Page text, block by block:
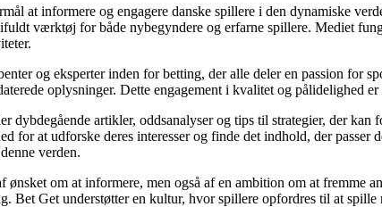
at informere og engagere danske spillere i den dynamiske
værktøj for både nybegyndere og erfarne spillere. Mediet
og eksperter inden for betting, der alle deler en passion for
oplysninger. Dette engagement i kvalitet og
artikler, oddsanalyser og tips til strategier, der
for at udforske deres interesser og finde det indhold, der
verden.
ønsket om at informere, men også af en ambition om at
Bet Get understøtter en kultur, hvor spillere opfordres til at spille